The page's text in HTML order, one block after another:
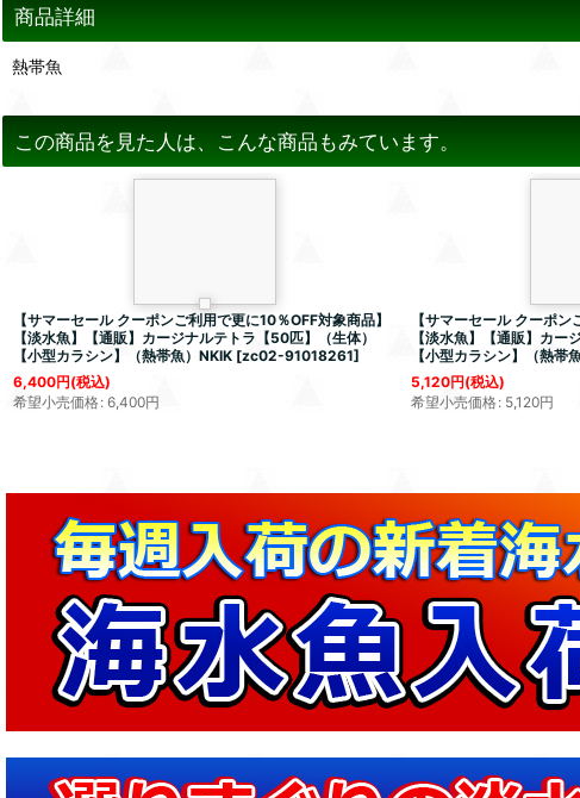
商品詳細
熱帯魚
この商品を見た人は、こんな商品もみています。
【サマーセール クーポンご利用で更に10％OFF対象商品】
【淡水魚】【通販】カージナルテトラ【50匹】（生体）
【小型カラシン】（熱帯魚）NKIK [zc02-91018261]
6,400円(税込)
希望小売価格: 6,400円
【サマーセール クーポン
【淡水魚】【通販】カー
【小型カラシン】（熱帯
5,120円(税込)
希望小売価格: 5,120円